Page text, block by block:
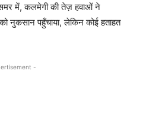
समर में, कलमेगी की तेज़ हवाओं ने
नुकसान पहुँचाया, लेकिन कोई हताहत
-